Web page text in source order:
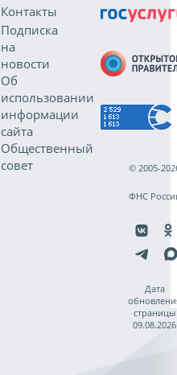
Контакты
Подписка
на
новости
Об
использовании
информации
сайта
Общественный
совет
© 2005-
ФНС
Дата
страницы
09.08.2026